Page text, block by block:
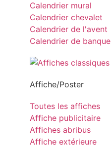
Calendrier mural
Calendrier chevalet
Calendrier de l'avent
Calendrier de banque
Affiche/Poster
Toutes les affiches
Affiche publicitaire
Affiches abribus
Affiche extérieure